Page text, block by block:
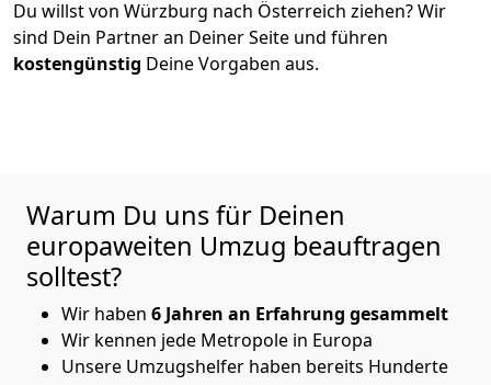
Du willst von Würzburg nach Österreich ziehen? Wir
sind Dein Partner an Deiner Seite und führen
kostengünstig Deine Vorgaben aus.
Warum Du uns für Deinen
europaweiten Umzug beauftragen
solltest?
Wir haben 6 Jahren an Erfahrung gesammelt
Wir kennen jede Metropole in Europa
Unsere Umzugshelfer haben bereits Hunderte